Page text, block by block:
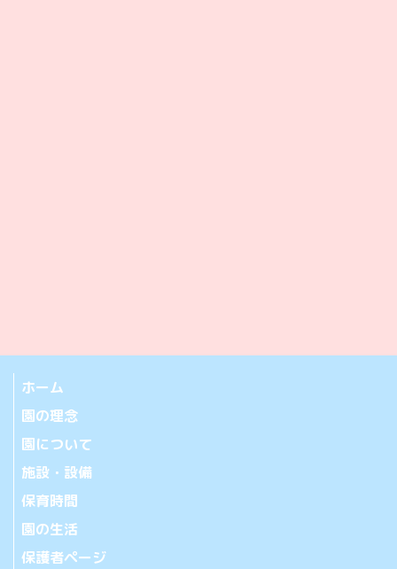
ホーム
園の理念
園について
施設・設備
保育時間
園の生活
保護者ページ